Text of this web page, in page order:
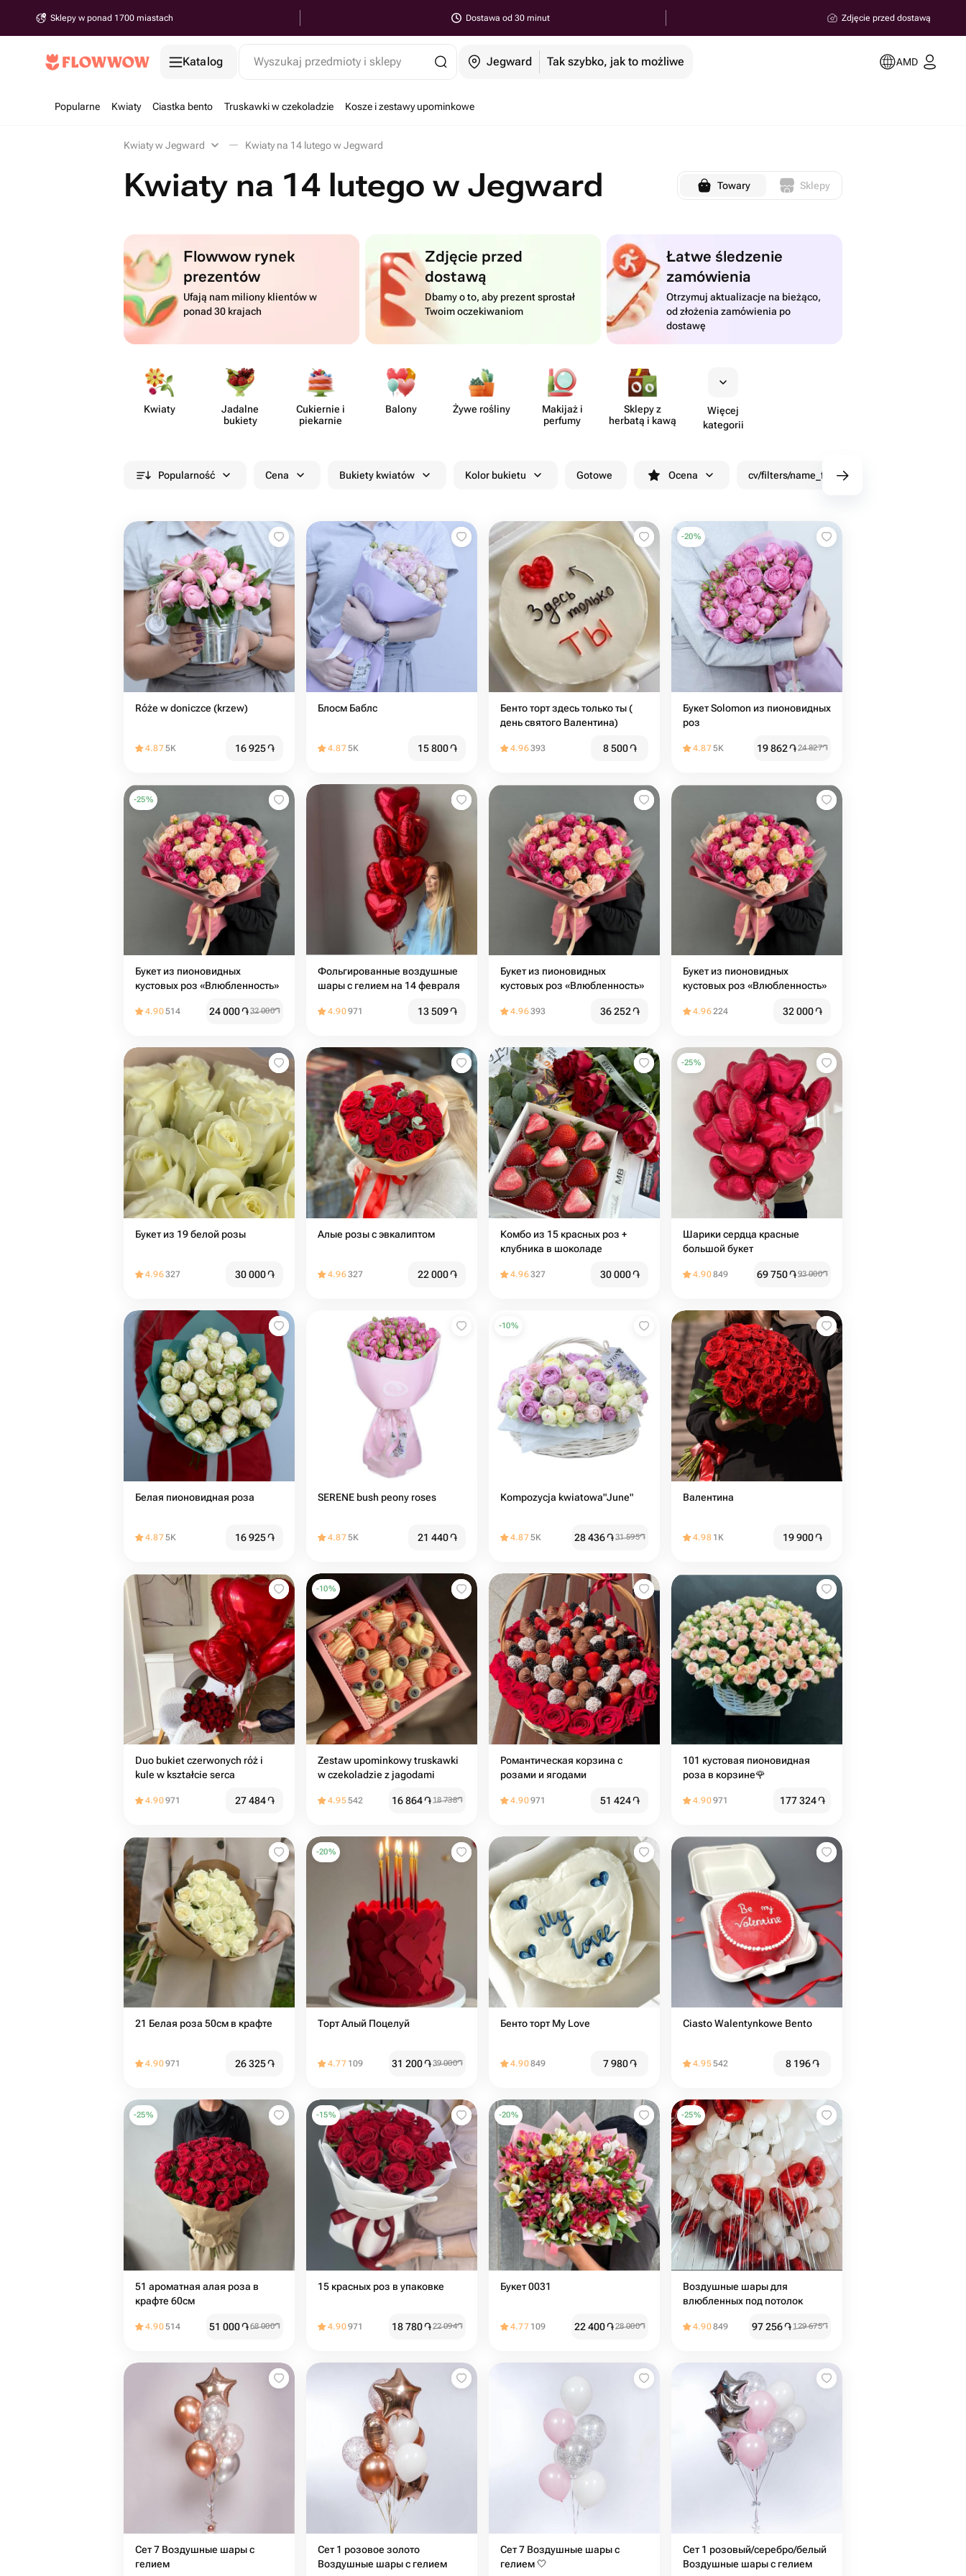
Sklepy w ponad 1700 miastach Dostawa od 30 minut Zdjęcie przed dostawą
Katalog Wyszukaj przedmioty i sklepy Jegward Tak szybko, jak to możliwe AMD
Popularne Kwiaty Ciastka bento Truskawki w czekoladzie Kosze i zestawy upominkowe
Kwiaty w Jegward Kwiaty na 14 lutego w Jegward
Kwiaty na 14 lutego w Jegward Towary Sklepy
Flowwow rynek
prezentów
Ufają nam miliony klientów w
ponad 30 krajach
Zdjęcie przed
dostawą
Dbamy o to, aby prezent sprostał
Twoim oczekiwaniom
Łatwe śledzenie
zamówienia
Otrzymuj aktualizacje na bieżąco,
od złożenia zamówienia po
dostawę
Kwiaty
Jadalne
bukiety
Cukiernie i
piekarnie
Balony Żywe rośliny
Makijaż i
perfumy
Sklepy z
herbatą i kawą
Więcej
kategorii
Popularność Cena Bukiety kwiatów Kolor bukietu Gotowe Ocena cv/filters/name_fast_delivery
Róże w doniczce (krzew)
4.875K 16 925֏
Блосм Баблс
4.875K 15 800֏
Бенто торт здесь только ты (
день святого Валентина)
4.96393 8 500֏
-20%
Букет Solomon из пионовидных
роз
4.875K 19 862֏24 827֏
-25%
Букет из пионовидных
кустовых роз «Влюбленность»
4.90514 24 000֏32 000֏
Фольгированные воздушные
шары с гелием на 14 февраля
4.90971 13 509֏
Букет из пионовидных
кустовых роз «Влюбленность»
4.96393 36 252֏
Букет из пионовидных
кустовых роз «Влюбленность»
4.96224 32 000֏
Букет из 19 белой розы
4.96327 30 000֏
Алые розы с эвкалиптом️
4.96327 22 000֏
Комбо из 15 красных роз +
клубника в шоколаде
4.96327 30 000֏
-25%
Шарики сердца красные
большой букет
4.90849 69 750֏93 000֏
Белая пионовидная роза
4.875K 16 925֏
SERENE bush peony roses
4.875K 21 440֏
-10%
Kompozycja kwiatowa"June"
4.875K 28 436֏31 595֏
Валентина
4.98 1K 19 900֏
Duo bukiet czerwonych róż i
kule w kształcie serca
4.90971 27 484֏
-10%
Zestaw upominkowy truskawki
w czekoladzie z jagodami
4.95542 16 864֏18 738֏
Романтическая корзина с
розами и ягодами
4.90971 51 424֏
101 кустовая пионовидная
роза в корзине🌹
4.90971 177 324֏
21 Белая роза 50см в крафте
4.90971 26 325֏
-20%
Торт Алый Поцелуй
4.77 109 31 200֏39 000֏
Бенто торт My Love
4.90849 7 980֏
Ciasto Walentynkowe Bento
4.95542 8 196֏
-25%
51 ароматная алая роза в
крафте 60см
4.90514 51 000֏68 000֏
-15%
15 красных роз в упаковке
4.90971 18 780֏22 094֏
-20%
Букет 0031
4.77 109 22 400֏28 000֏
-25%
Воздушные шары для
влюбленных под потолок
4.90849 97 256֏ 129 675֏
Сет 7 Воздушные шары с
гелием
Сет 1 розовое золото
Воздушные шары с гелием
Сет 7 Воздушные шары с
гелием 🤍
Сет 1 розовый/серебро/белый
Воздушные шары с гелием